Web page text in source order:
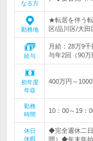
なる方
勤務地
★転居を伴う
区/品川区/大田
給与
月給：28万9
与年2回（90
初年度
年収
400万円～
勤務
時間
10：00～19：
休日
休暇
◆完全週休二
間）◆年末年